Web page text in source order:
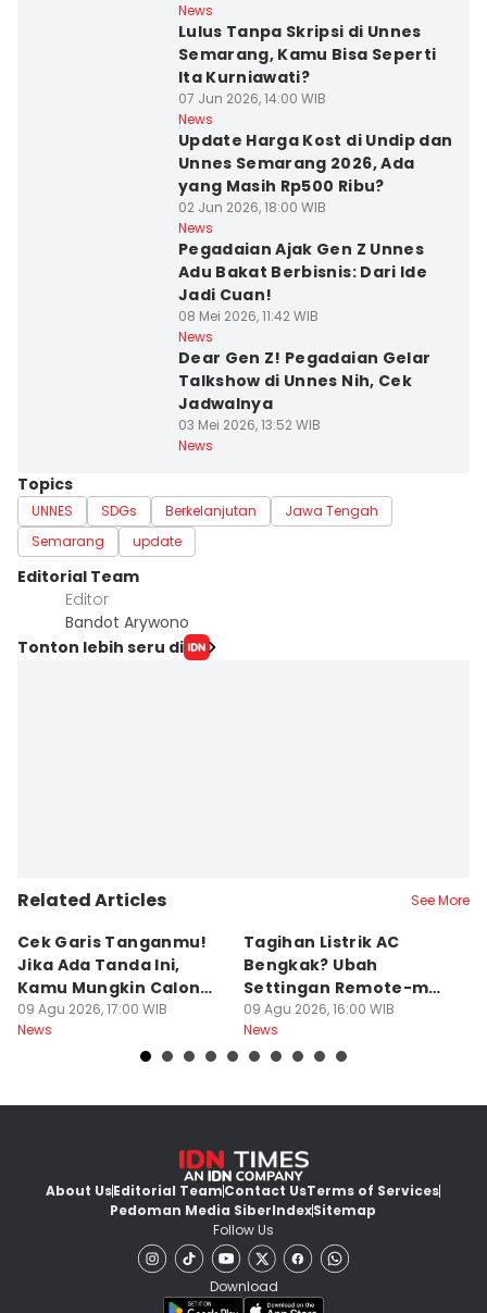
News
Lulus Tanpa Skripsi di Unnes
Semarang, Kamu Bisa Seperti
Ita Kurniawati?
07 Jun 2026, 14:00 WIB
News
Update Harga Kost di Undip dan
Unnes Semarang 2026, Ada
yang Masih Rp500 Ribu?
02 Jun 2026, 18:00 WIB
News
Pegadaian Ajak Gen Z Unnes
Adu Bakat Berbisnis: Dari Ide
Jadi Cuan!
08 Mei 2026, 11:42 WIB
News
Dear Gen Z! Pegadaian Gelar
Talkshow di Unnes Nih, Cek
Jadwalnya
03 Mei 2026, 13:52 WIB
News
Topics
UNNES SDGs Berkelanjutan
Jawa Tengah
Semarang
update
Editorial Team
Editor
Bandot Arywono
Tonton lebih seru di
Related Articles See More
Cek Garis Tanganmu!
Jika Ada Tanda Ini,
Kamu Mungkin Calon
Orang Sukses
09 Agu 2026, 17:00 WIB
News
Tagihan Listrik AC
Bengkak? Ubah
Settingan Remote-mu
ke Mode Ini Mulai Nanti
Malam
09 Agu 2026, 16:00 WIB
News
About UsEditorial TeamContact UsTerms of Services
Pedoman Media SiberIndexSitemap
Follow Us
Download